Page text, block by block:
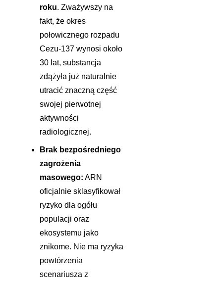
roku. Zważywszy na
fakt, że okres
połowicznego rozpadu
Cezu-137 wynosi około
30 lat, substancja
zdążyła już naturalnie
utracić znaczną część
swojej pierwotnej
aktywności
radiologicznej.
Brak bezpośredniego
zagrożenia
masowego: ARN
oficjalnie sklasyfikował
ryzyko dla ogółu
populacji oraz
ekosystemu jako
znikome. Nie ma ryzyka
powtórzenia
scenariusza z